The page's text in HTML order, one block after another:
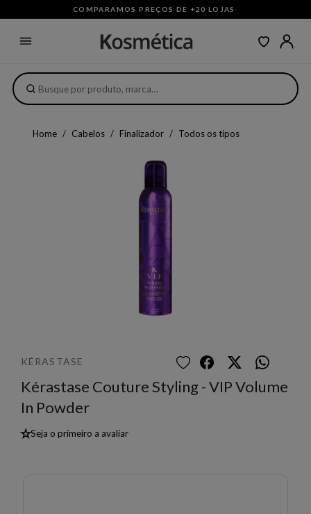
COMPARAMOS PREÇOS DE +20 LOJAS ·
Home Cabelos Finalizador Todos os tipos
KÉRASTASE
Kérastase Couture Styling - VIP Volume
In Powder
★Seja o primeiro a avaliar